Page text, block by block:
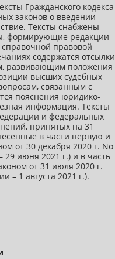
Гражданского кодекса
законов о введении
Тексты снабжены
формирующие редакции
правовой
содержатся отсылки
развивающим положения
высших судебных
связанным с
пояснения юридико-
информация. Тексты
и федеральных
принятых на 31
в части первую и
от 30 декабря 2020 г. No
29 июня 2021 г.) и в часть
от 31 июля 2020 г.
– 1 августа 2021 г.).